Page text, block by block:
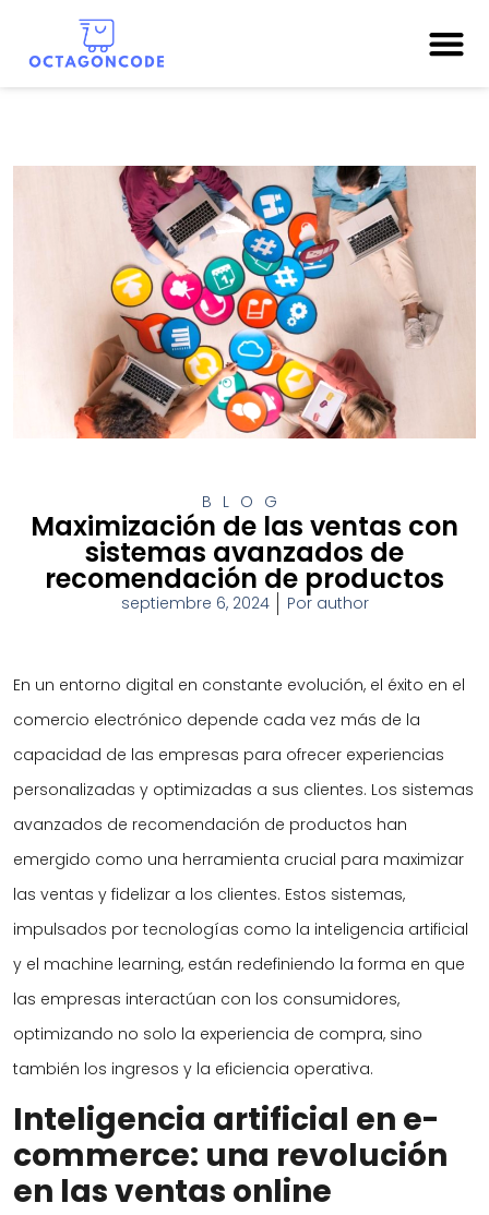
BLOG
Maximización de las ventas con
sistemas avanzados de
recomendación de productos
septiembre 6, 2024 Porauthor
En un entorno digital en constante evolución, el éxito en el
comercio electrónico depende cada vez más de la
capacidad de las empresas para ofrecer experiencias
personalizadas y optimizadas a sus clientes. Los sistemas
avanzados de recomendación de productos han
emergido como una herramienta crucial para maximizar
las ventas y fidelizar a los clientes. Estos sistemas,
impulsados por tecnologías como la inteligencia artificial
y el machine learning, están redefiniendo la forma en que
las empresas interactúan con los consumidores,
optimizando no solo la experiencia de compra, sino
también los ingresos y la eficiencia operativa.
Inteligencia artificial en e-
commerce: una revolución
en las ventas online